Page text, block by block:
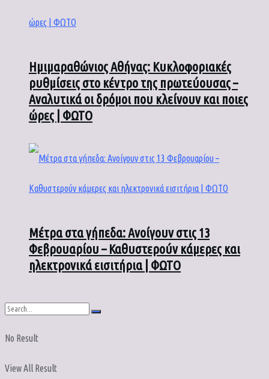
Ημιμαραθώνιος Αθήνας: Κυκλοφοριακές
ρυθμίσεις στο κέντρο της πρωτεύουσας –
Αναλυτικά οι δρόμοι που κλείνουν και ποιες
ώρες | ΦΩΤΟ
Μέτρα στα γήπεδα: Ανοίγουν στις 13
Φεβρουαρίου – Καθυστερούν κάμερες και
ηλεκτρονικά εισιτήρια | ΦΩΤΟ
No Result
View All Result